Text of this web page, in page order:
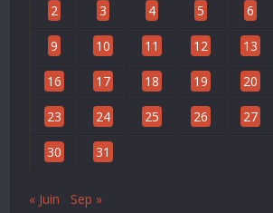
2 3 4 5 6
9 10 11 12 13
16 17 18 19 20
23 24 25 26 27
30 31
« Juin Sep »